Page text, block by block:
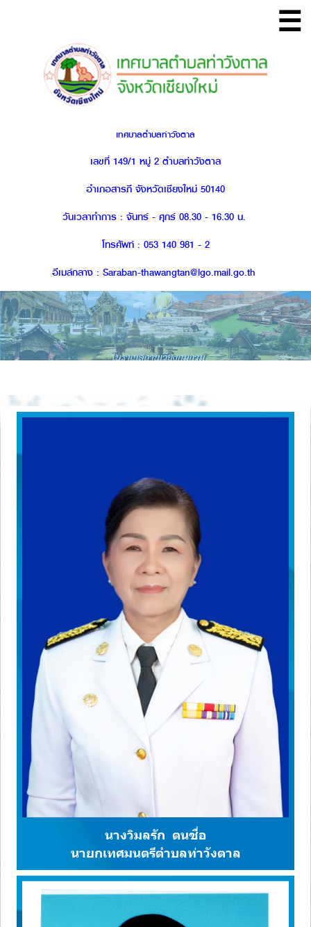
☰
เทศบาลตำบลท่าวังตาล
เลขที่ 149/1 หมู่ 2 ตำบลท่าวังตาล
อำเภอสารภี จังหวัดเชียงใหม่ 50140
วันเวลาทำการ : จันทร์ - ศุกร์ 08.30 - 16.30 น.
โทรศัพท์ : 053 140 981 - 2
อีเมล์กลาง : Saraban-thawangtan@lgo.mail.go.th
นางวิมลรัก ตนซื่อ
นายกเทศมนตรีตำบลท่าวังตาล